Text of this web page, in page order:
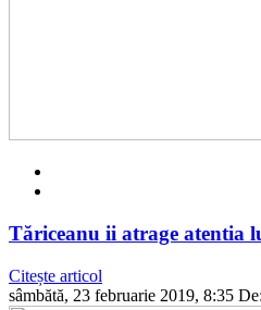
Tăriceanu ii atrage atentia
Citește articol
sâmbătă, 23 februarie 2019, 8:35 De: